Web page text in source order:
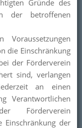
Gründe des
der betroffenen
die Einschränkung
der Förderverein
sind, verlangen
an einen
Verantwortlichen
Förderverein
Einschränkung der